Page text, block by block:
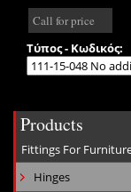
Call for price
Τύπος - Κωδικός:
Products
Fittings For
Hinges